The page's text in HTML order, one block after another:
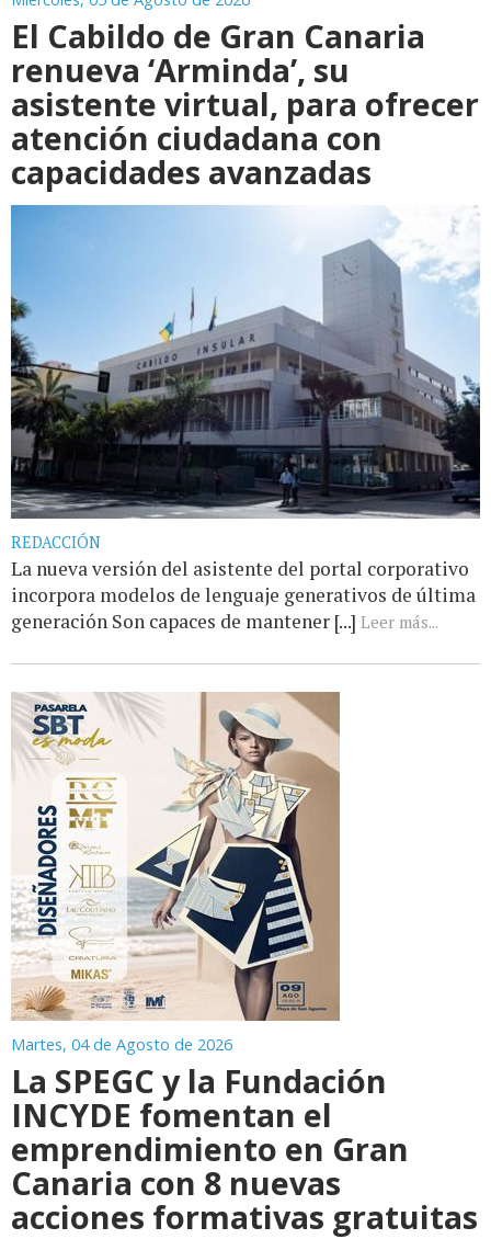
El Cabildo de Gran Canaria
renueva ‘Arminda’, su
asistente virtual, para ofrecer
atención ciudadana con
capacidades avanzadas
REDACCIÓN
La nueva versión del asistente del portal corporativo
incorpora modelos de lenguaje generativos de última
generación Son capaces de mantener [...] Leer más...
Martes, 04 de Agosto de 2026
La SPEGC y la Fundación
INCYDE fomentan el
emprendimiento en Gran
Canaria con 8 nuevas
acciones formativas gratuitas